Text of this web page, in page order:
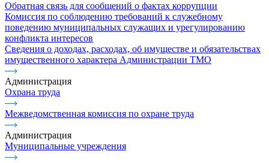
Обратная связь для сообщений о фактах коррупции
Комиссия по соблюдению требований к служебному
поведению муниципальных служащих и урегулированию
конфликта интересов
Сведения о доходах, расходах, об имуществе и обязательствах
имущественного характера Администрации ТМО
Администрация
Охрана труда
Межведомственная комиссия по охране труда
Администрация
Муниципальные учреждения